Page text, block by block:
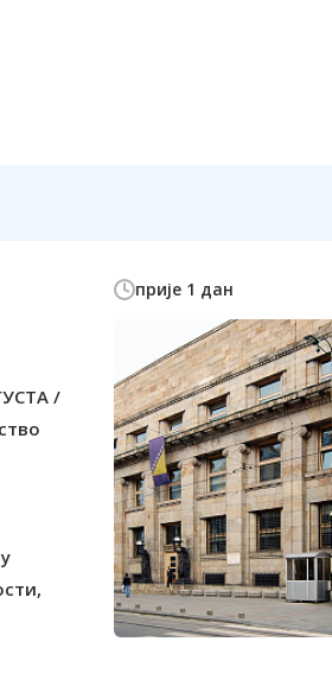
/
прије 1 дан